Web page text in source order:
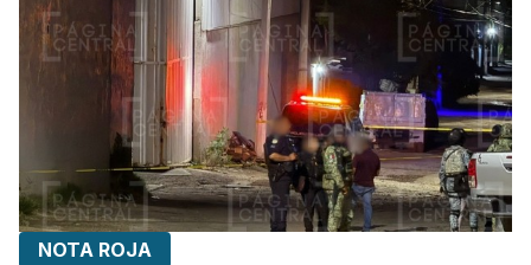
NOTA ROJA